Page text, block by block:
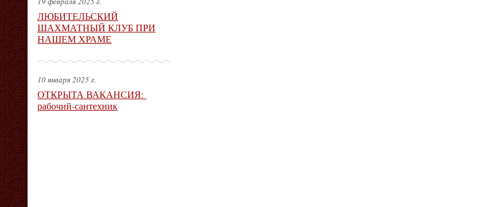
ЛЮБИТЕЛЬСКИЙ
ШАХМАТНЫЙ КЛУБ ПРИ
НАШЕМ ХРАМЕ
10 января 2025 г.
ОТКРЫТА ВАКАНСИЯ:
рабочий-сантехник